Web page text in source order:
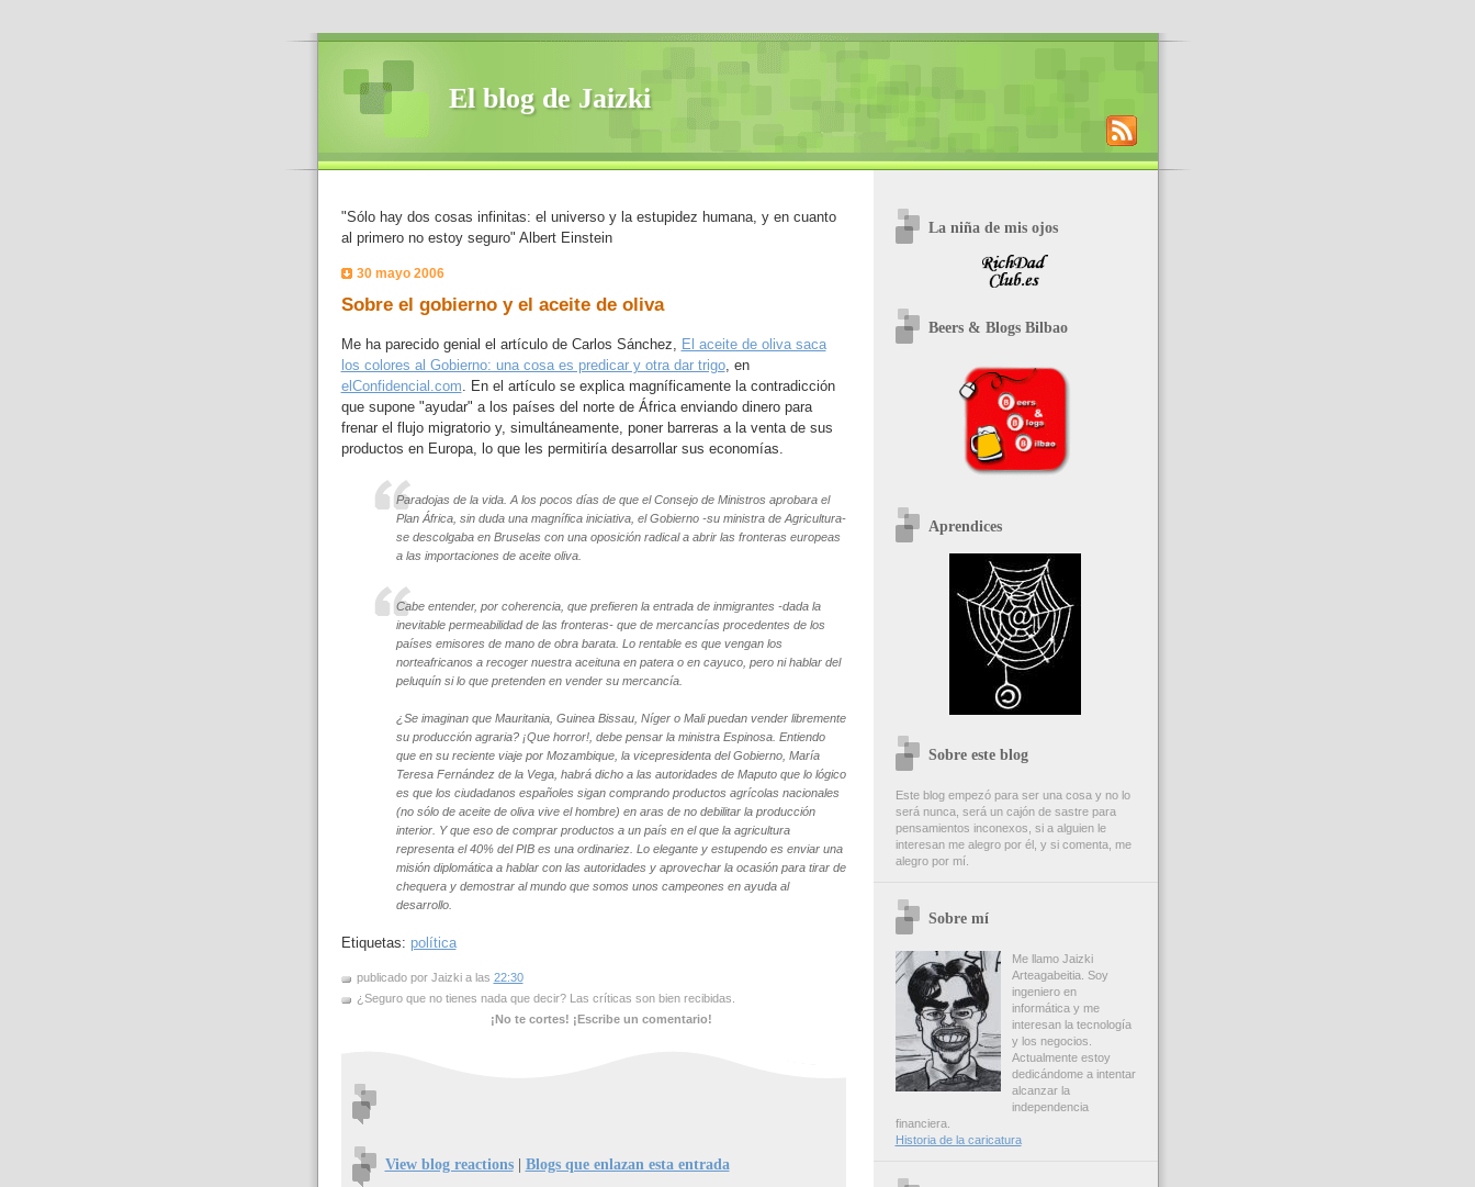
El blog de Jaizki
"Sólo hay dos cosas infinitas: el universo y la estupidez humana, y en cuanto
al primero no estoy seguro" Albert Einstein
30 mayo 2006
Sobre el gobierno y el aceite de oliva
Me ha parecido genial el artículo de Carlos Sánchez, El aceite de oliva saca
los colores al Gobierno: una cosa es predicar y otra dar trigo, en
elConfidencial.com . En el artículo se explica magníficamente la contradicción
que supone "ayudar" a los países del norte de África enviando dinero para
frenar el flujo migratorio y, simultáneamente, poner barreras a la venta de sus
productos en Europa, lo que les permitiría desarrollar sus economías.
Paradojas de la vida. A los pocos días de que el Consejo de Ministros aprobara el
Plan África, sin duda una magnífica iniciativa, el Gobierno -su ministra de Agricultura-
se descolgaba en Bruselas con una oposición radical a abrir las fronteras europeas
a las importaciones de aceite oliva.
Cabe entender, por coherencia, que prefieren la entrada de inmigrantes -dada la
inevitable permeabilidad de las fronteras- que de mercancías procedentes de los
países emisores de mano de obra barata. Lo rentable es que vengan los
norteafricanos a recoger nuestra aceituna en patera o en cayuco, pero ni hablar del
peluquín si lo que pretenden en vender su mercancía.
¿Se imaginan que Mauritania, Guinea Bissau, Níger o Mali puedan vender libremente
su producción agraria? ¡Que horror!, debe pensar la ministra Espinosa. Entiendo
que en su reciente viaje por Mozambique, la vicepresidenta del Gobierno, María
Teresa Fernández de la Vega, habrá dicho a las autoridades de Maputo que lo lógico
es que los ciudadanos españoles sigan comprando productos agrícolas nacionales
(no sólo de aceite de oliva vive el hombre) en aras de no debilitar la producción
interior. Y que eso de comprar productos a un país en el que la agricultura
representa el 40% del PIB es una ordinariez. Lo elegante y estupendo es enviar una
misión diplomática a hablar con las autoridades y aprovechar la ocasión para tirar de
chequera y demostrar al mundo que somos unos campeones en ayuda al
desarrollo.
Etiquetas: política
publicado por Jaizki a las 22:30
¿Seguro que no tienes nada que decir? Las críticas son bien recibidas.
¡No te cortes! ¡Escribe un comentario!
View blog reactions| Blogs que enlazan esta entrada
La niña de mis ojos
Beers & Blogs Bilbao
Aprendices
Sobre este blog
Este blog empezó para ser una cosa y no lo
será nunca, será un cajón de sastre para
pensamientos inconexos, si a alguien le
interesan me alegro por él, y si comenta, me
alegro por mí.
Sobre mí
Me llamo Jaizki
Arteagabeitia. Soy
ingeniero en
informática y me
interesan la tecnología
y los negocios.
Actualmente estoy
dedicándome a intentar
alcanzar la
independencia
financiera.
Historia de la caricatura